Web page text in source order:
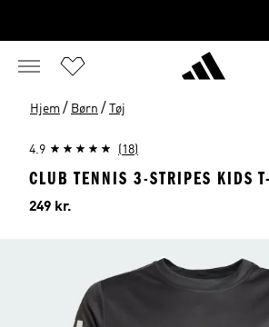
Hjem / Børn / Tøj
4.9 (18)
CLUB TENNIS 3-STRIPES KIDS
Pris
249 kr.